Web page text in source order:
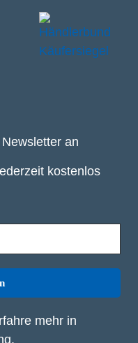
an
kostenlos
mehr in
.